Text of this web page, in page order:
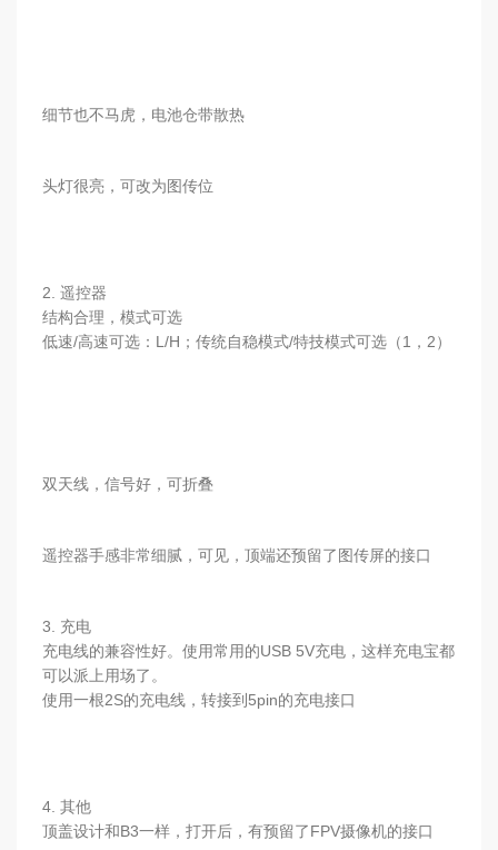
细节也不马虎，电池仓带散热
头灯很亮，可改为图传位
2. 遥控器
结构合理，模式可选
低速/高速可选：L/H；传统自稳模式/特技模式可选（1，2）
双天线，信号好，可折叠
遥控器手感非常细腻，可见，顶端还预留了图传屏的接口
3. 充电
充电线的兼容性好。使用常用的USB 5V充电，这样充电宝都
可以派上用场了。
使用一根2S的充电线，转接到5pin的充电接口
4. 其他
顶盖设计和B3一样，打开后，有预留了FPV摄像机的接口